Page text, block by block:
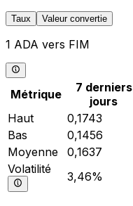
Taux Valeur convertie
1 ADA vers FIM
Métrique
7 derniers
jours
Haut
0,1743
Bas
0,1456
Moyenne
0,1637
Volatilité
3,46%